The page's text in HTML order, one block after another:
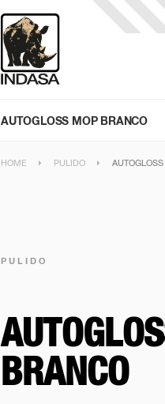
AUTOGLOSS MOP BRANCO
HOME PULIDO
PULIDO
BRANCO